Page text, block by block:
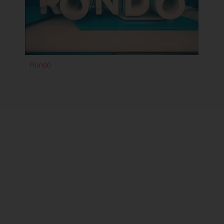
mutatja be sokszínű kultúrájukat.
2022-től minden héten pénteken 26 percben
érdekes – irodalmat, könnyű és komolyzenét,
hagyományokat, képzőművészetet, történelmet,
Rondó